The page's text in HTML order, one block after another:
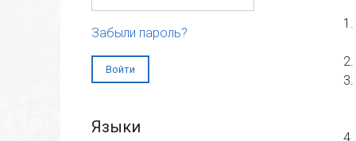
Забыли пароль?
Языки